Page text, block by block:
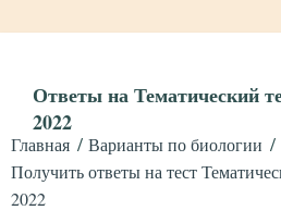
Ответы на Тематический
2022
Главная
Варианты по биологии
Получить ответы на тест
2022